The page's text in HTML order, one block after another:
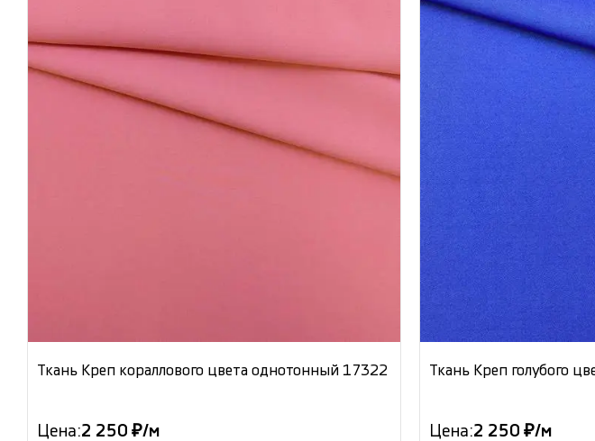
Ткань Креп кораллового цвета однотонный 17322
Цена:2 250 ₽/м
Ткань Креп голубого
Цена:2 250 ₽/м